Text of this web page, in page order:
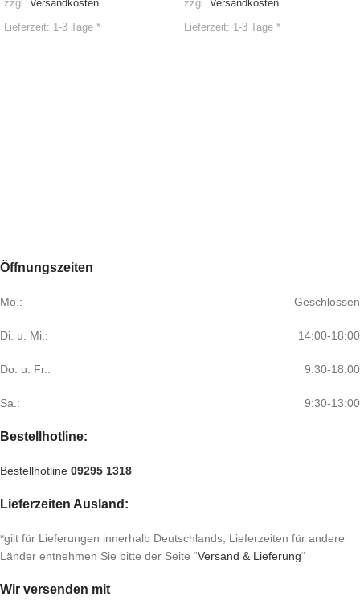
zzgl. Versandkosten
Lieferzeit: 1-3 Tage *
zzgl. Versandkosten
Lieferzeit: 1-3 Tage *
Öffnungszeiten
Mo.: Geschlossen
Di. u. Mi.: 14:00-18:00
Do. u. Fr.: 9:30-18:00
Sa.: 9:30-13:00
Bestellhotline:
Bestellhotline 09295 1318
Lieferzeiten Ausland:
*gilt für Lieferungen innerhalb Deutschlands, Lieferzeiten für andere
Länder entnehmen Sie bitte der Seite “Versand & Lieferung“
Wir versenden mit